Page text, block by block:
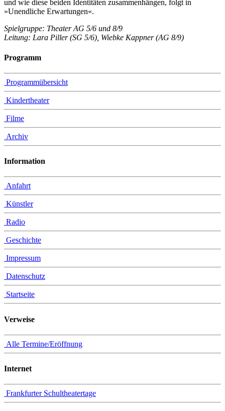
und wie diese beiden Identitäten zusammenhängen, folgt in
»Unendliche Erwartungen«.
Spielgruppe: Theater AG 5/6 und 8/9
Leitung: Lara Piller (SG 5/6), Wiebke Kappner (AG 8/9)
Programm
Programmübersicht
Kindertheater
Filme
Archiv
Information
Anfahrt
Künstler
Radio
Geschichte
Impressum
Datenschutz
Startseite
Verweise
Alle Termine/Eröffnung
Internet
Frankfurter Schultheatertage